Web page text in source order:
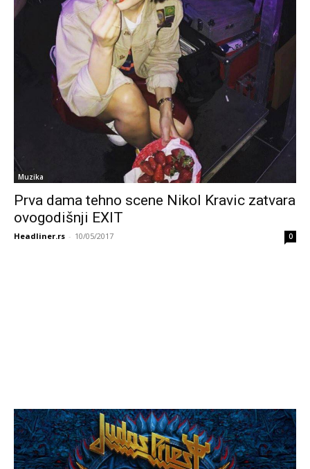
Muzika
Prva dama tehno scene Nikol Kravic zatvara
ovogodišnji EXIT
Headliner.rs - 10/05/2017 0